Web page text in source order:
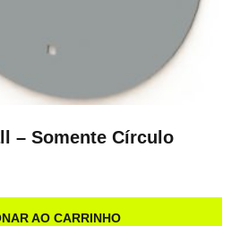
– Somente Círculo
AO CARRINHO